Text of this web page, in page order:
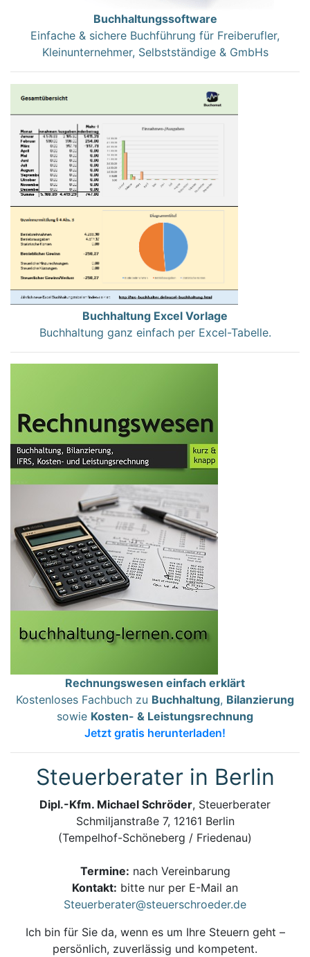
Buchhaltungssoftware
Einfache & sichere Buchführung für Freiberufler,
Kleinunternehmer, Selbstständige & GmbHs
Buchhaltung Excel Vorlage
Buchhaltung ganz einfach per Excel-Tabelle.
Rechnungswesen einfach erklärt
Kostenloses Fachbuch zu Buchhaltung, Bilanzierung
sowie Kosten- & Leistungsrechnung
Jetzt gratis herunterladen!
Steuerberater in Berlin
Dipl.-Kfm. Michael Schröder, Steuerberater
Schmiljanstraße 7, 12161 Berlin
(Tempelhof-Schöneberg / Friedenau)
Termine: nach Vereinbarung
Kontakt: bitte nur per E-Mail an
Steuerberater@steuerschroeder.de
Ich bin für Sie da, wenn es um Ihre Steuern geht –
persönlich, zuverlässig und kompetent.